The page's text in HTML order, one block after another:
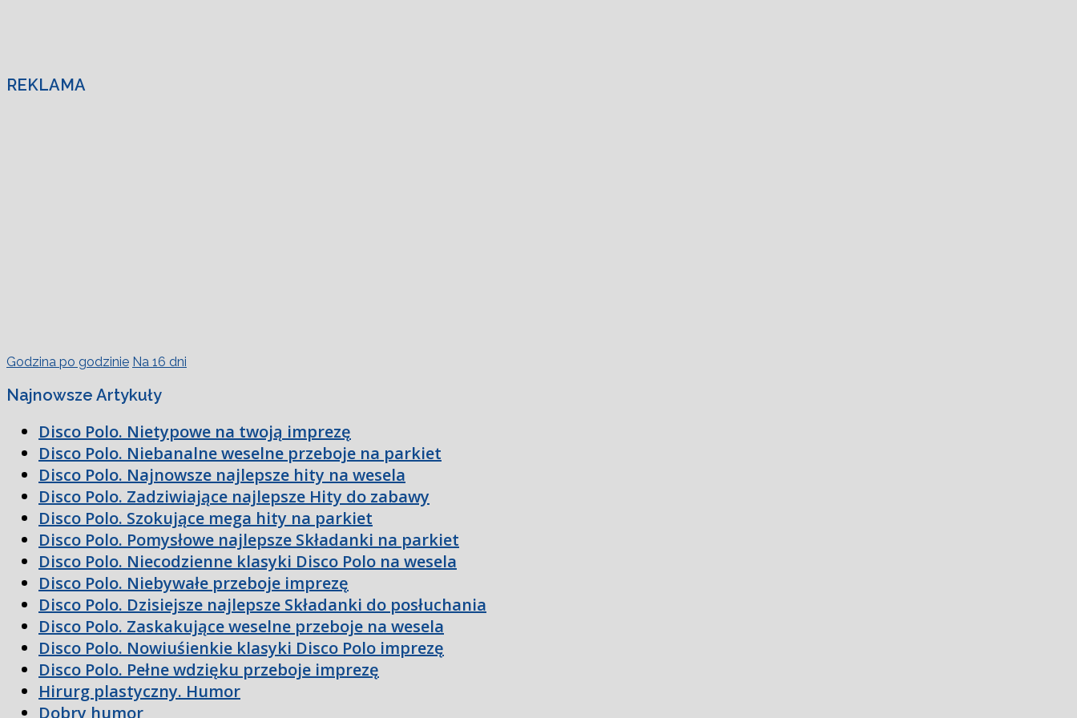
REKLAMA
Godzina po godzinie Na 16 dni
Najnowsze Artykuły
Disco Polo. Nietypowe na twoją imprezę
Disco Polo. Niebanalne weselne przeboje na parkiet
Disco Polo. Najnowsze najlepsze hity na wesela
Disco Polo. Zadziwiające najlepsze Hity do zabawy
Disco Polo. Szokujące mega hity na parkiet
Disco Polo. Pomysłowe najlepsze Składanki na parkiet
Disco Polo. Niecodzienne klasyki Disco Polo na wesela
Disco Polo. Niebywałe przeboje imprezę
Disco Polo. Dzisiejsze najlepsze Składanki do posłuchania
Disco Polo. Zaskakujące weselne przeboje na wesela
Disco Polo. Nowiuśienkie klasyki Disco Polo imprezę
Disco Polo. Pełne wdzięku przeboje imprezę
Hirurg plastyczny. Humor
Dobry humor